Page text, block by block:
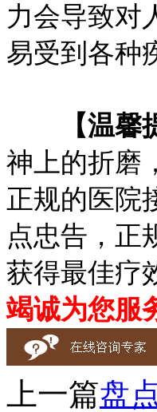
力会导致对
易受到各种
【温馨
神上的折磨
正规的医院
点忠告，正
获得最佳疗
竭诚为您服
上一篇盘